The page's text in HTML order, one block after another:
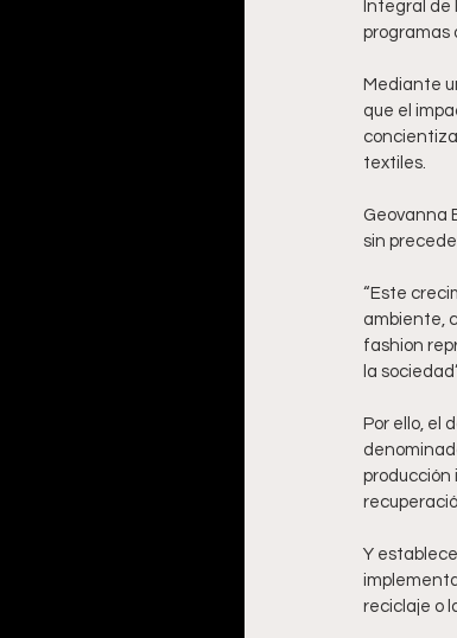
Integral de
programas
Mediante
que el
textiles.
Geovanna
sin
“Este
ambiente,
fashion
la
Por ello, el
producción
Y
reciclaje o